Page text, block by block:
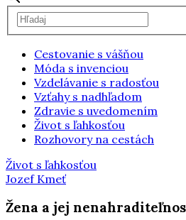
Cestovanie s vášňou
Móda s invenciou
Vzdelávanie s radosťou
Vzťahy s nadhľadom
Zdravie s uvedomením
Život s ľahkosťou
Rozhovory na cestách
Život s ľahkosťou
Jozef Kmeť
Žena a jej